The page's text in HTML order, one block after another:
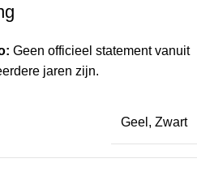
Geen officieel statement vanuit
jaren zijn.
Geel , Zwart